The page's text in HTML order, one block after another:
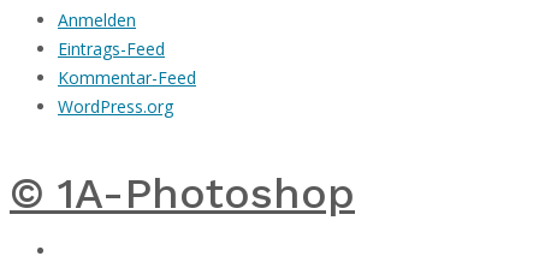
Anmelden
Eintrags-Feed
Kommentar-Feed
WordPress.org
© 1A-Photoshop